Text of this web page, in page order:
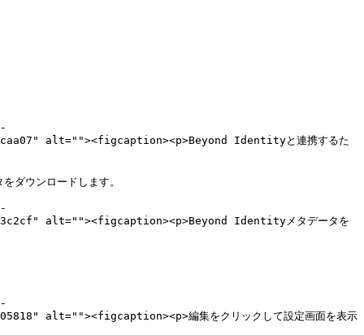
alt=""><figcaption><p>Beyond Identityと連携するた
ウンロードします。
alt=""><figcaption><p>Beyond Identityメタデータを
alt=""><figcaption><p>編集をクリックして設定画面を表示